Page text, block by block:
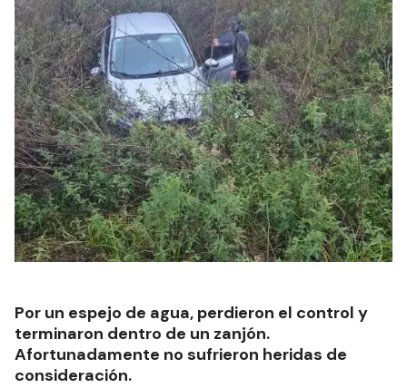
Por un espejo de agua, perdieron el control y
terminaron dentro de un zanjón.
Afortunadamente no sufrieron heridas de
consideración.